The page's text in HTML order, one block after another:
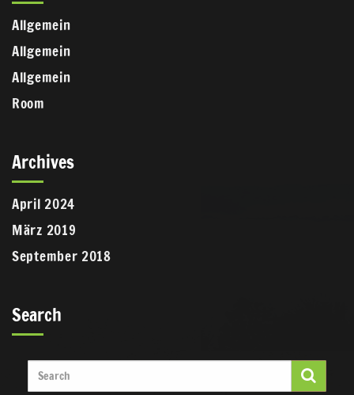
Allgemein
Allgemein
Allgemein
Room
Archives
April 2024
März 2019
September 2018
Search